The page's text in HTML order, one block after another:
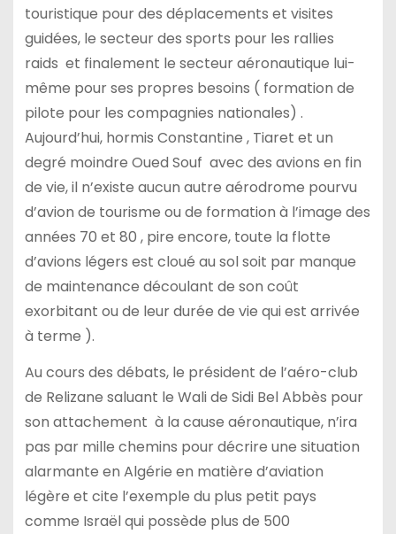
touristique pour des déplacements et visites
guidées, le secteur des sports pour les rallies
raids et finalement le secteur aéronautique lui-
même pour ses propres besoins ( formation de
pilote pour les compagnies nationales) .
Aujourd’hui, hormis Constantine , Tiaret et un
degré moindre Oued Souf avec des avions en fin
de vie, il n’existe aucun autre aérodrome pourvu
d’avion de tourisme ou de formation à l’image des
années 70 et 80 , pire encore, toute la flotte
d’avions légers est cloué au sol soit par manque
de maintenance découlant de son coût
exorbitant ou de leur durée de vie qui est arrivée
à terme ).
Au cours des débats, le président de l’aéro-club
de Relizane saluant le Wali de Sidi Bel Abbès pour
son attachement à la cause aéronautique, n’ira
pas par mille chemins pour décrire une situation
alarmante en Algérie en matière d’aviation
légère et cite l’exemple du plus petit pays
comme Israël qui possède plus de 500